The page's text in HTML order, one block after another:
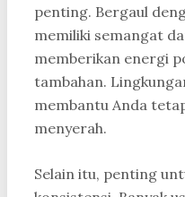
penting. Bergaul
memiliki semangat
memberikan energi
tambahan.
membantu Anda
menyerah.
Selain itu, penting